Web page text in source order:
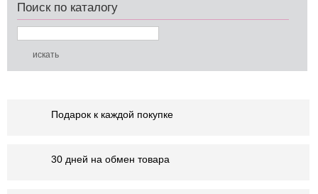
Поиск по каталогу
Подарок к каждой покупке
30 дней на обмен товара